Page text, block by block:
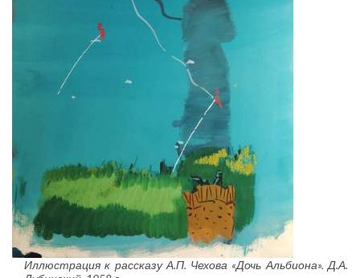
Иллюстрация к рассказу А.П. Чехова «Дочь Альбиона». Д.А.